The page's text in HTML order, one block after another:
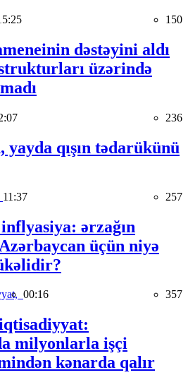
150
dəstəyini aldı
üzərində
236
yayda qışın tədarükünü
11:37 257
ərzağın
üçün niyə
00:16 357
milyonlarla işçi
kənarda qalır